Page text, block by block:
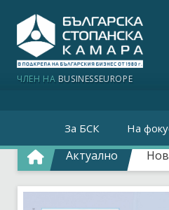
ЧЛЕН НА BUSINESSEUROPE
За БСК На
Актуално